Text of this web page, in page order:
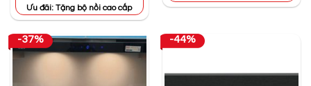
Ưu đãi: Tặng bộ nồi cao cấp
-37% -44%